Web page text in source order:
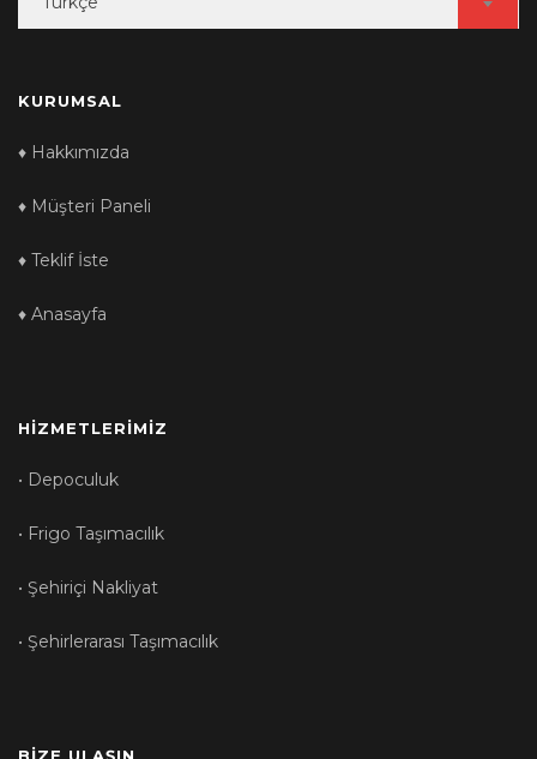
KURUMSAL
♦ Hakkımızda
♦ Müşteri Paneli
♦ Teklif İste
♦ Anasayfa
HIZMETLERIMIZ
• Depoculuk
• Frigo Taşımacılık
• Şehiriçi Nakliyat
• Şehirlerarası Taşımacılık